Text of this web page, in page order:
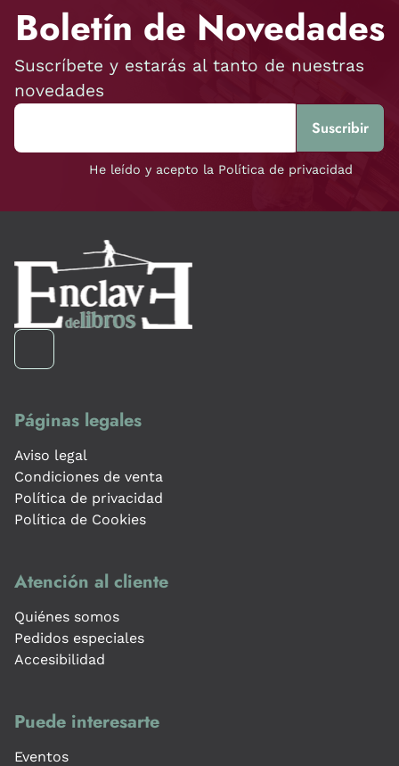
Boletín de Novedades
Suscríbete y estarás al tanto de nuestras
novedades
He leído y acepto la Política de privacidad
Páginas legales
Aviso legal
Condiciones de venta
Política de privacidad
Política de Cookies
Atención al cliente
Quiénes somos
Pedidos especiales
Accesibilidad
Puede interesarte
Eventos